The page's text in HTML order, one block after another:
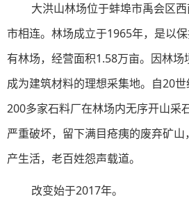
大洪山林场位于蚌埠市禹会区
市相连。林场成立于1965年，是以
有林场，经营面积1.58万亩。因林场
成为建筑材料的理想采集地。自20
200多家石料厂在林场内无序开山采
严重破坏，留下满目疮痍的废弃矿
产生活，老百姓怨声载道。
改变始于2017年。